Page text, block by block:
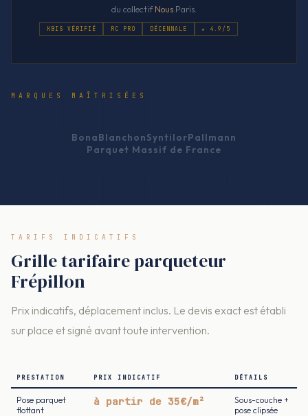
du collectifNous .Paris.
KBIS VÉRIFIÉ RC PRO DÉCENNALE ★ 4.9/5
MARQUES MAÎTRISÉES
BonaBlanchonSyntilorPallmann
Parquet Massif de France
TARIFS INDICATIFS
Grille tarifaire parqueteur
Frépillon
Prix indicatifs, déplacement inclus. Le devis exact est établi
sur place et signé avant toute intervention.
PRESTATION PRIX INDICATIF DÉTAILS
Pose parquet
flottant
à partir de 35€/m²
Sous-couche +
pose clipsée